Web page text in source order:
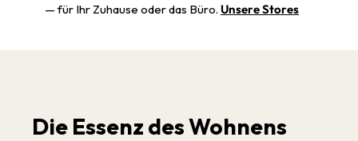
— für Ihr Zuhause oder das Büro. Unsere Stores
Die Essenz des Wohnens